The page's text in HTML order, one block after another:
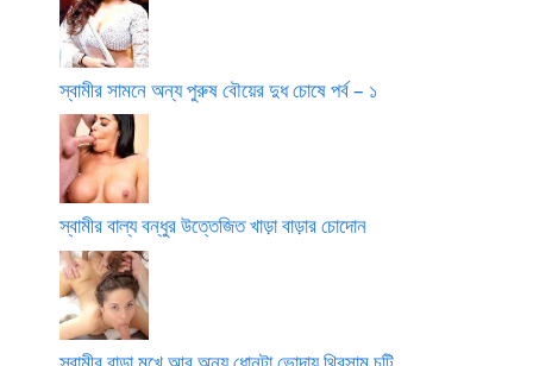
স্বামীর সামনে অন্য পুরুষ বৌয়ের দুধ চোষে পর্ব – ১
স্বামীর বাল্য বন্ধুর উত্তেজিত খাড়া বাড়ার চোদোন